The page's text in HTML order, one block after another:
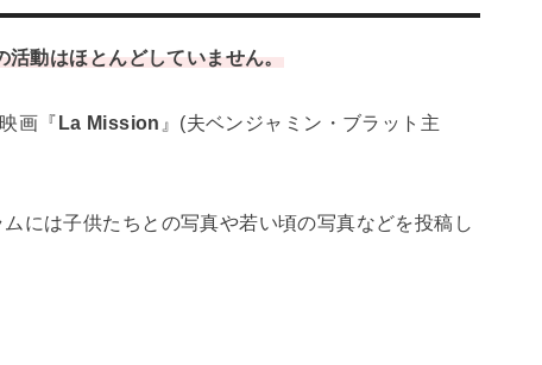
動はほとんどしていません。
画『La Mission 』(夫ベンジャミン・ブラット主
には子供たちとの写真や若い頃の写真などを投稿し